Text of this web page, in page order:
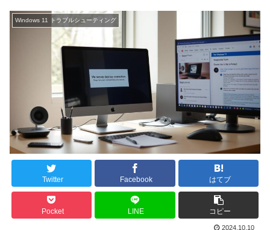
Windows 11 トラブルシューティング
Twitter Facebook はてブ
Pocket LINE コピー
2024.10.10